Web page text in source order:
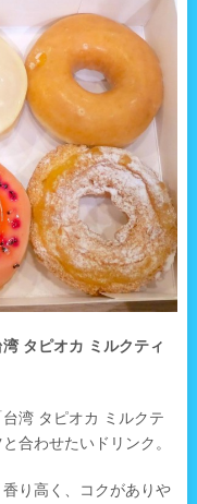
タピオカ ミルクティ
湾 タピオカ ミルクテ
合わせたいドリンク。
り高く、コクがありや